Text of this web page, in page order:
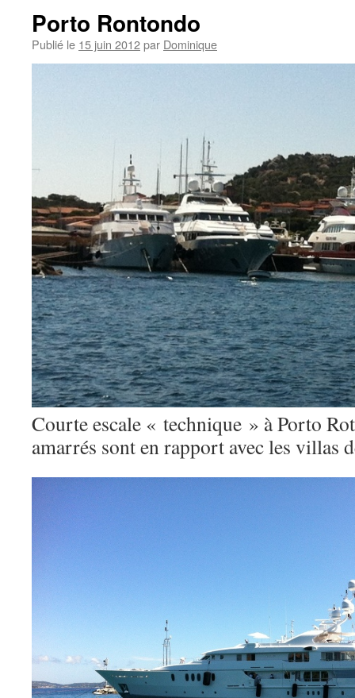
Porto Rontondo
Publié le 15 juin 2012par Dominique
Courte escale « technique » à Porto
amarrés sont en rapport avec les villas